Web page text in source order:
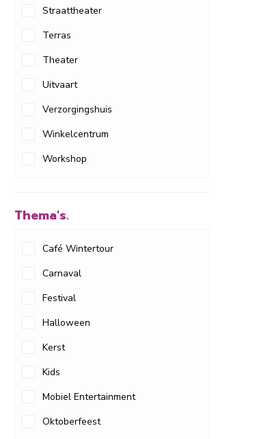
Straattheater
Terras
Theater
Uitvaart
Verzorgingshuis
Winkelcentrum
Workshop
Thema's.
Café Wintertour
Carnaval
Festival
Halloween
Kerst
Kids
Mobiel Entertainment
Oktoberfeest